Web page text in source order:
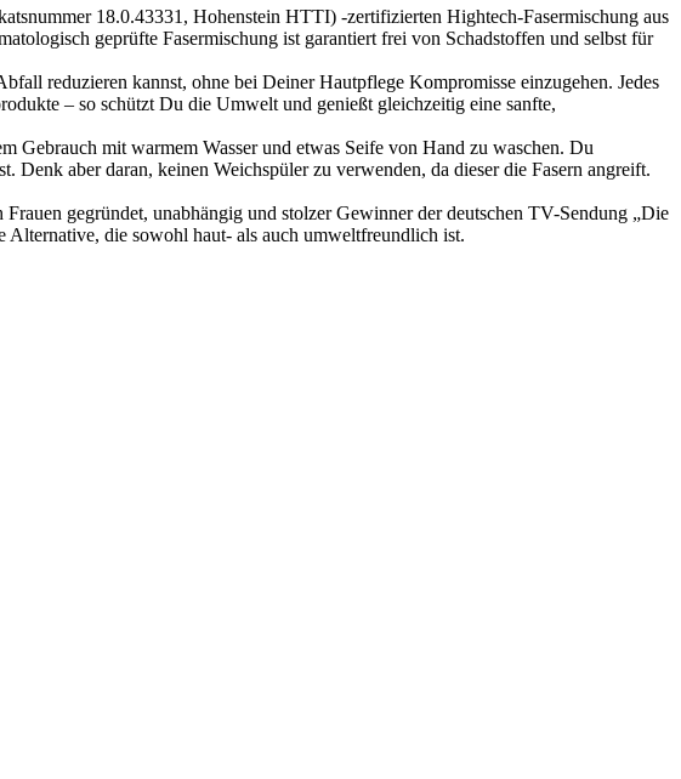
18.0.43331, Hohenstein HTTI) -zertifizierten Hightech-Fasermischung aus
geprüfte Fasermischung ist garantiert frei von Schadstoffen und selbst für
kannst, ohne bei Deiner Hautpflege Kompromisse einzugehen. Jedes
– so schützt Du die Umwelt und genießt gleichzeitig eine sanfte,
mit warmem Wasser und etwas Seife von Hand zu waschen. Du
Denk aber daran, keinen Weichspüler zu verwenden, da dieser die Fasern angreift.
gegründet, unabhängig und stolzer Gewinner der deutschen TV-Sendung „Die
Alternative, die sowohl haut- als auch umweltfreundlich ist.